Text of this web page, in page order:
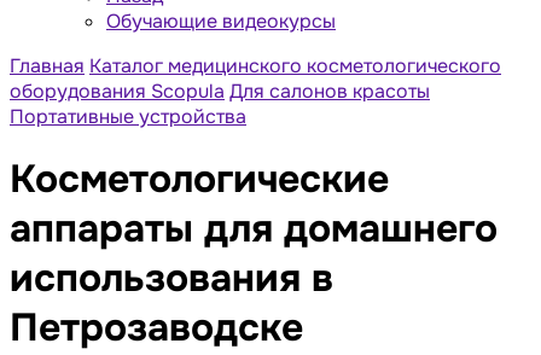
Обучающие видеокурсы
Главная Каталог медицинского косметологического
оборудования Scopula Для салонов красоты
Портативные устройства
Косметологические
аппараты для домашнего
использования в
Петрозаводске